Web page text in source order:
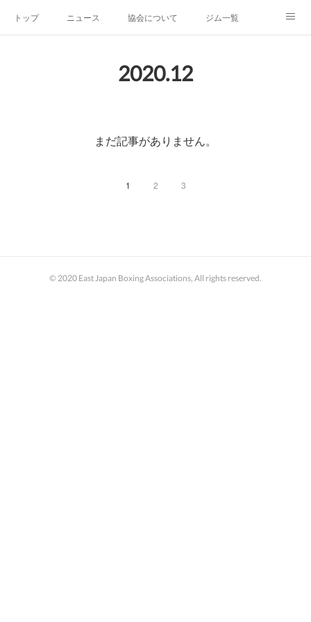
トップ ニュース 協会について ジム一覧
2020.12
まだ記事がありません。
1 2 3
© 2020 East Japan Boxing Associations, All rights reserved.